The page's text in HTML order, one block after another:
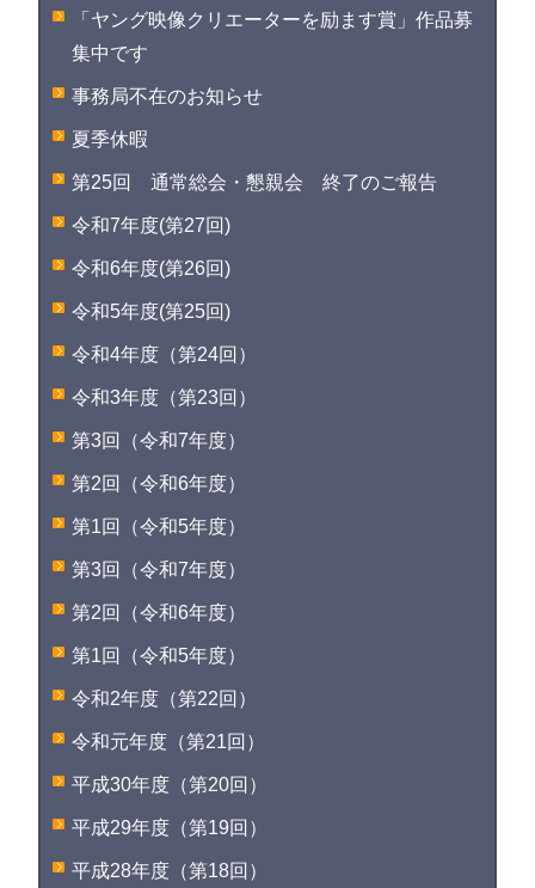
「ヤング映像クリエーターを励ます賞」作品募
集中です
事務局不在のお知らせ
夏季休暇
第25回 通常総会・懇親会 終了のご報告
令和7年度(第27回)
令和6年度(第26回)
令和5年度(第25回)
令和4年度（第24回）
令和3年度（第23回）
第3回（令和7年度）
第2回（令和6年度）
第1回（令和5年度）
第3回（令和7年度）
第2回（令和6年度）
第1回（令和5年度）
令和2年度（第22回）
令和元年度（第21回）
平成30年度（第20回）
平成29年度（第19回）
平成28年度（第18回）